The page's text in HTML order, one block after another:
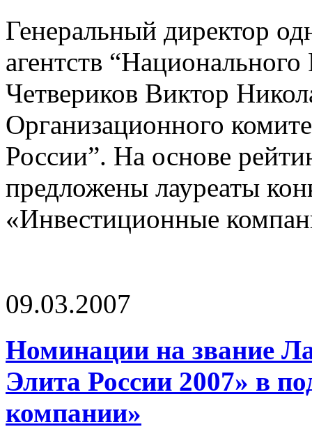
Генеральный директор
агентств
Четвериков Виктор
Организационного
России”. На основе
предложены лауреаты
«Инвестиционные
09.03.2007
Номинации на звание
Элита России 2007» в
компании»